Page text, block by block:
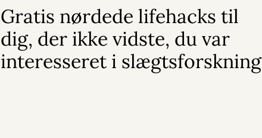
Gratis nørdede lifehacks til
dig, der ikke vidste, du var
interesseret i slægtsforskning